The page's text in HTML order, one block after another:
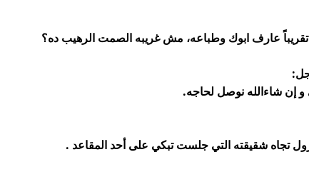
تقريباً عارف ابوك وطباعه، مش غريبه الصمت الرهيب ده؟
و إن شاءالله نوصل لحاجه.
تجاه شقيقته التي جلست تبكي على أحد المقاعد .